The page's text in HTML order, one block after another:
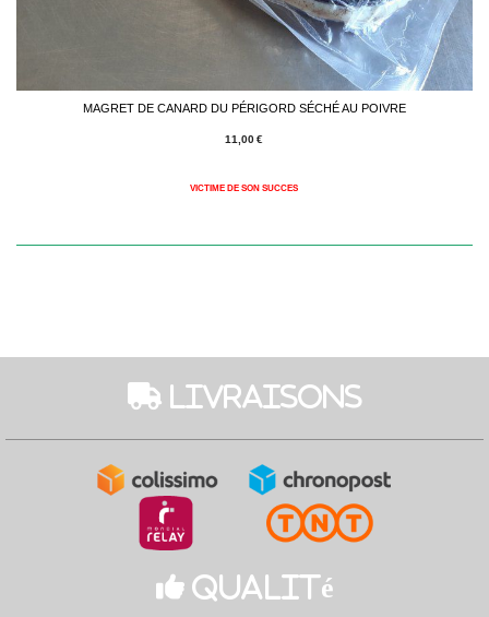
MAGRET DE CANARD DU PÉRIGORD SÉCHÉ AU POIVRE
11,00€
VICTIME DE SON SUCCES
 Livraisons
Qualité